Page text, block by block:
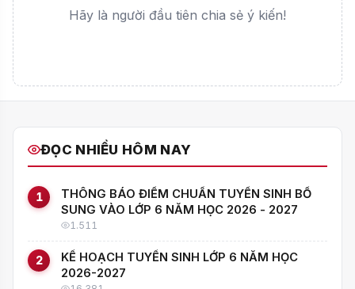
Hãy là người đầu tiên chia sẻ ý kiến!
ĐỌC NHIỀU HÔM NAY
1
THÔNG BÁO ĐIỂM CHUẨN TUYỂN SINH BỔ
SUNG VÀO LỚP 6 NĂM HỌC 2026 - 2027
1.511
2
KẾ HOẠCH TUYỂN SINH LỚP 6 NĂM HỌC
2026-2027